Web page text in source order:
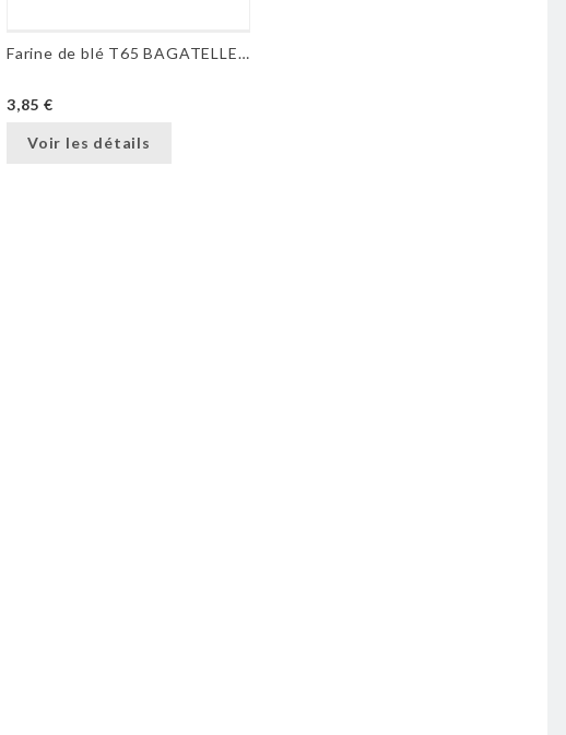
Farine de blé T65 BAGATELLE® - 1 kg
3,85 €
Voir les détails